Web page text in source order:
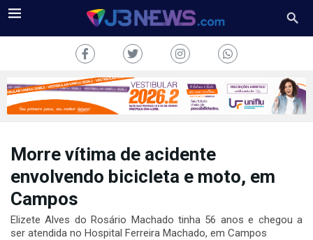
TV
COLUNAS
Morre vítima de acidente
envolvendo bicicleta e moto, em
Campos
Elizete Alves do Rosário Machado tinha 56 anos e chegou a
ser atendida no Hospital Ferreira Machado, em Campos